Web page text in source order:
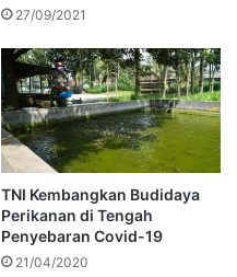
27/09/2021
TNI Kembangkan Budidaya
Perikanan di Tengah
Penyebaran Covid-19
21/04/2020